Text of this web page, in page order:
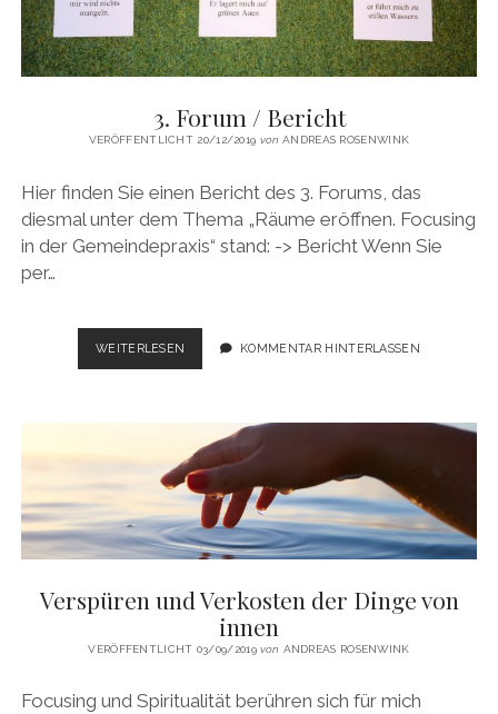
3. Forum / Bericht
VERÖFFENTLICHT 20/12/2019 von ANDREAS ROSENWINK
Hier finden Sie einen Bericht des 3. Forums, das
diesmal unter dem Thema „Räume eröffnen. Focusing
in der Gemeindepraxis“ stand: -> Bericht Wenn Sie
per…
WEITERLESEN
FORUM
KOMMENTAR HINTERLASSEN
Verspüren und Verkosten der Dinge von
innen
VERÖFFENTLICHT 03/09/2019von ANDREAS ROSENWINK
Focusing und Spiritualität berühren sich für mich